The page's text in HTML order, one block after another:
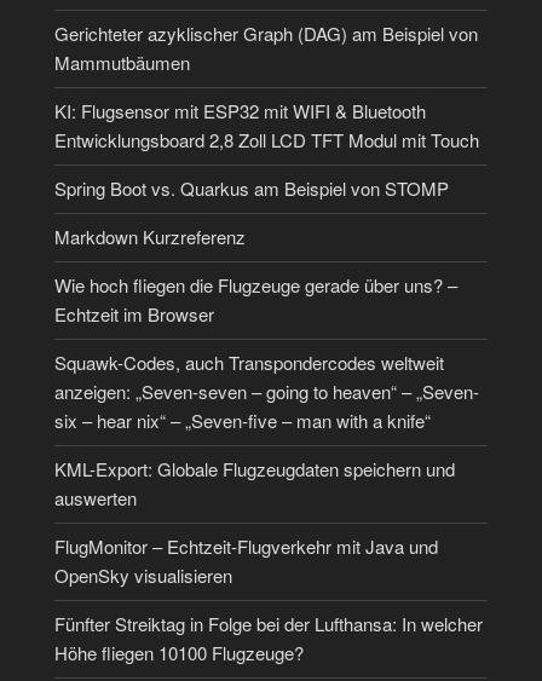
Gerichteter azyklischer Graph (DAG) am Beispiel von
Mammutbäumen
KI: Flugsensor mit ESP32 mit WIFI & Bluetooth
Entwicklungsboard 2,8 Zoll LCD TFT Modul mit Touch
Spring Boot vs. Quarkus am Beispiel von STOMP
Markdown Kurzreferenz
Wie hoch fliegen die Flugzeuge gerade über uns? –
Echtzeit im Browser
Squawk-Codes, auch Transpondercodes weltweit
anzeigen: „Seven-seven – going to heaven“ – „Seven-
six – hear nix“ – „Seven-five – man with a knife“
KML-Export: Globale Flugzeugdaten speichern und
auswerten
FlugMonitor – Echtzeit-Flugverkehr mit Java und
OpenSky visualisieren
Fünfter Streiktag in Folge bei der Lufthansa: In welcher
Höhe fliegen 10100 Flugzeuge?